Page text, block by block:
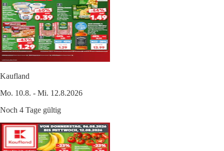
Kaufland
Mo. 10.8. - Mi. 12.8.2026
Noch 4 Tage gültig